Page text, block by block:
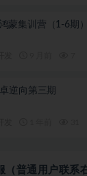
蒙集训营（1-6期）
卓逆向第三期
（普通用户联系